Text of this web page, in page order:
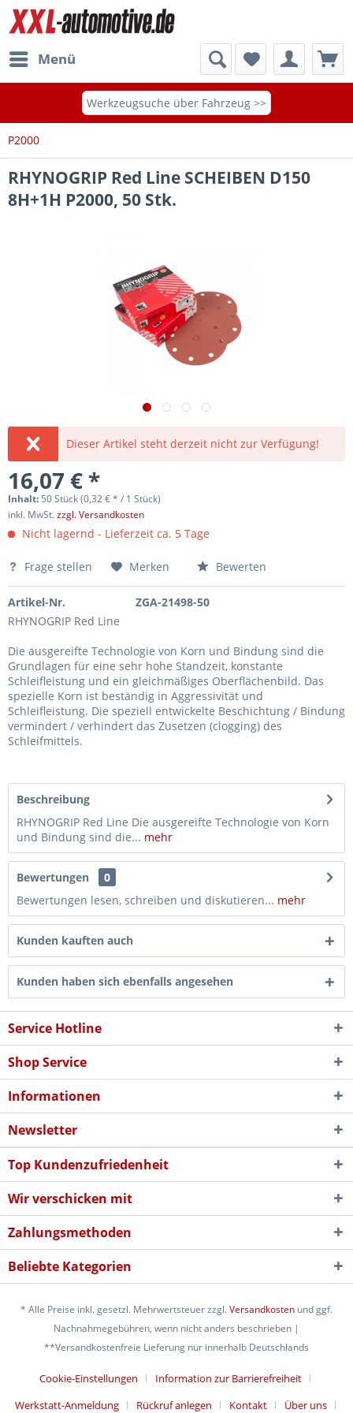
Menü
Werkzeugsuche über Fahrzeug >>
P2000
RHYNOGRIP Red Line SCHEIBEN D150
8H+1H P2000, 50 Stk.
Dieser Artikel steht derzeit nicht zur Verfügung!
16,07 € *
Inhalt: 50 Stück (0,32 € * / 1 Stück)
inkl. MwSt.zzgl. Versandkosten
Nicht lagernd - Lieferzeit ca. 5 Tage
Frage stellen Merken Bewerten
Artikel-Nr.
ZGA-21498-50
RHYNOGRIP Red Line
Die ausgereifte Technologie von Korn und Bindung sind die
Grundlagen für eine sehr hohe Standzeit, konstante
Schleifleistung und ein gleichmäßiges Oberflächenbild. Das
spezielle Korn ist beständig in Aggressivität und
Schleifleistung. Die speziell entwickelte Beschichtung / Bindung
vermindert / verhindert das Zusetzen (clogging) des
Schleifmittels.
Beschreibung
RHYNOGRIP Red Line Die ausgereifte Technologie von Korn
und Bindung sind die... mehr
Bewertungen
0
Bewertungen lesen, schreiben und diskutieren... mehr
Kunden kauften auch
Kunden haben sich ebenfalls angesehen
Service Hotline
Shop Service
Informationen
Newsletter
Top Kundenzufriedenheit
Wir verschicken mit
Zahlungsmethoden
Beliebte Kategorien
* Alle Preise inkl. gesetzl. Mehrwertsteuer zzgl.Versandkosten und ggf.
Nachnahmegebühren, wenn nicht anders beschrieben |
**Versandkostenfreie Lieferung nur innerhalb Deutschlands
Cookie-Einstellungen
Information zur Barrierefreiheit
Werkstatt-Anmeldung
Rückruf anlegen Kontakt Über uns